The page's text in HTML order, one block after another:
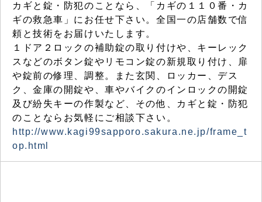
カギと錠・防犯のことなら、「カギの１１０番・カ
ギの救急車」にお任せ下さい。全国一の店舗数で信
頼と技術をお届けいたします。
１ドア２ロックの補助錠の取り付けや、キーレック
スなどのボタン錠やリモコン錠の新規取り付け、扉
や錠前の修理、調整。また玄関、ロッカー、デス
ク、金庫の開錠や、車やバイクのインロックの開錠
及び紛失キーの作製など、その他、カギと錠・防犯
のことならお気軽にご相談下さい。
http://www.kagi99sapporo.sakura.ne.jp/frame_t
op.html